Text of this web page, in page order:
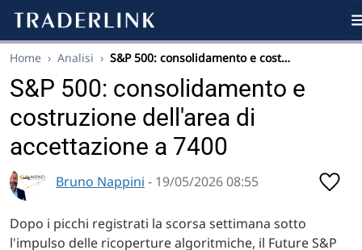
Home › Analisi › S&P 500: consolidamento e cost…
S&P 500: consolidamento e
costruzione dell'area di
accettazione a 7400
Bruno Nappini - 19/05/2026 08:55
Dopo i picchi registrati la scorsa settimana sotto
l'impulso delle ricoperture algoritmiche, il Future S&P